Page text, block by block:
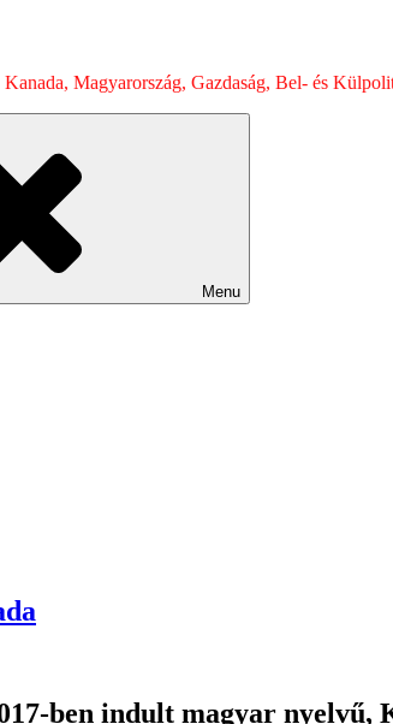
Magyarország, Gazdaság, Bel- és
Menu
ben indult magyar